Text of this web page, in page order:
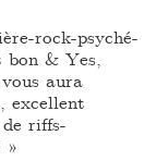
rock-psyché-
bon & Yes,
aura
excellent
riffs-
»